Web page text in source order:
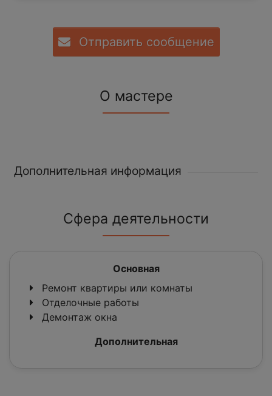
Отправить сообщение
О мастере
Дополнительная информация
Сфера деятельности
Основная
Ремонт квартиры или комнаты
Отделочные работы
Демонтаж окна
Дополнительная